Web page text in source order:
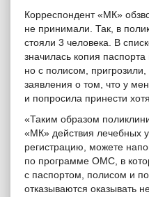
Корреспондент «МК»
не принимали. Так, в
стояли 3 человека. В
значилась копия
но с полисом,
заявления о том, что у
и попросила принести
«Таким образом
«МК» действия лечебных
регистрацию, можете
по программе ОМС, в
с паспортом, полисом и
отказываются оказывать